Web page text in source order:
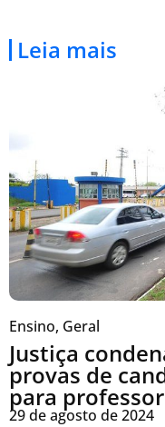
Leia mais
Ensino, Geral
Justiça
provas de
para
29 de agosto de 2024